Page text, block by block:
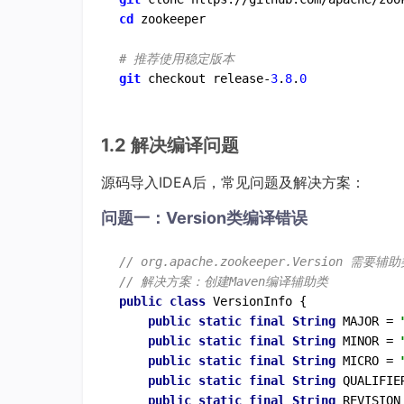
cd
zookeeper
# 推荐使用稳定版本
git checkout release-3. 8. 0
1.2 解决编译问题
源码导入IDEA后，常见问题及解决方案：
问题一：Version类编译错误
// org.apache.zookeeper.Version 需要辅助
// 解决方案：创建Maven编译辅助类
public class VersionInfo {
public static final String MAJOR =
public static final String MINOR =
public static final String MICRO =
public static final String
public static final String